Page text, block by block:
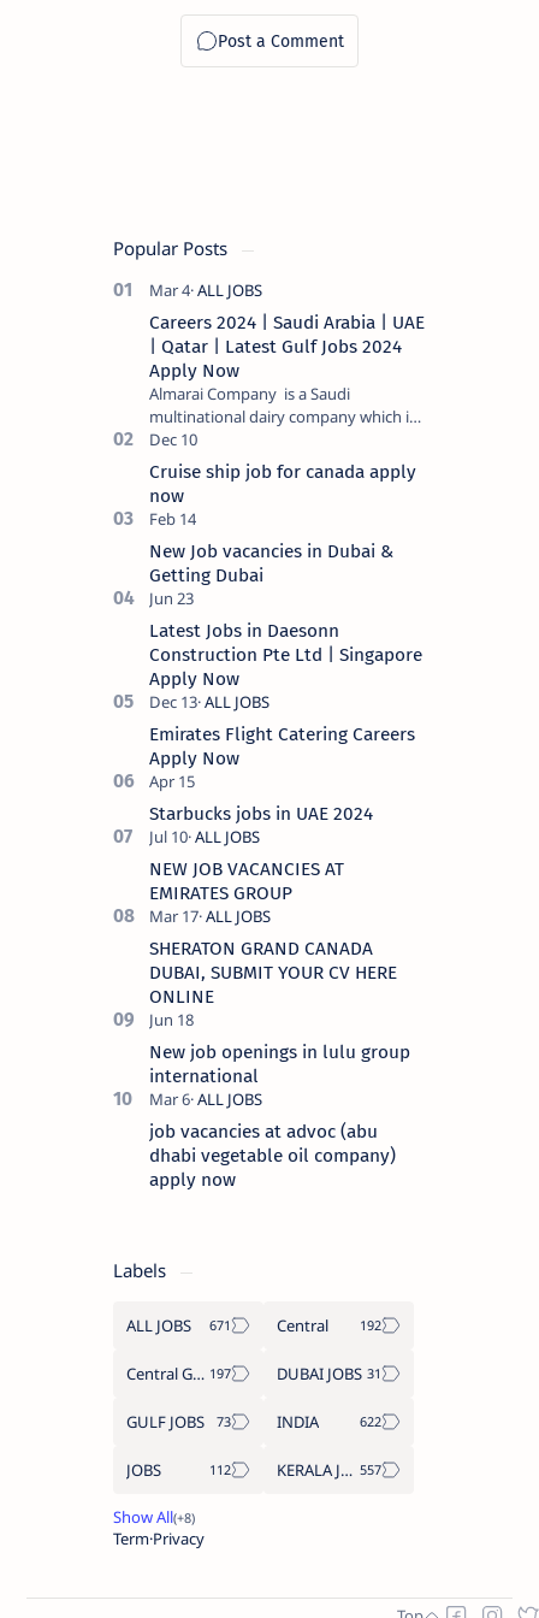
Popular Posts
Careers 2024 | Saudi Arabia | UAE
| Qatar | Latest Gulf Jobs 2024
Apply Now
Almarai Company is a Saudi
multinational dairy company which is
listed on the Tadawul stock exchange.
It specializes in food and bevera…
Cruise ship job for canada apply
now
New Job vacancies in Dubai &
Getting Dubai
Latest Jobs in Daesonn
Construction Pte Ltd | Singapore
Apply Now
Emirates Flight Catering Careers
Apply Now
Starbucks jobs in UAE 2024
NEW JOB VACANCIES AT
EMIRATES GROUP
SHERATON GRAND CANADA
DUBAI, SUBMIT YOUR CV HERE
ONLINE
New job openings in lulu group
international
job vacancies at advoc (abu
dhabi vegetable oil company)
apply now
Labels
ALL JOBS Central
Central Government Job DUBAI JOBS
GULF JOBS INDIA
JOBS KERALA JOBS
Term Privacy